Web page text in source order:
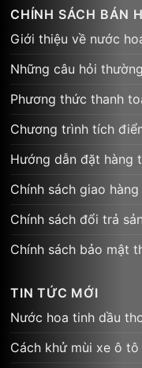
346.000 ₫.
CHÍNH SÁCH BÁN
Giới thiệu về nước
Những câu hỏi
Phương thức thanh
Chương trình tích
Hướng dẫn đặt hàng
Chính sách giao hàng
Chính sách đổi trả
Chính sách bảo mật
TIN TỨC MỚI
Nước hoa tinh dầu
Cách khử mùi xe ô